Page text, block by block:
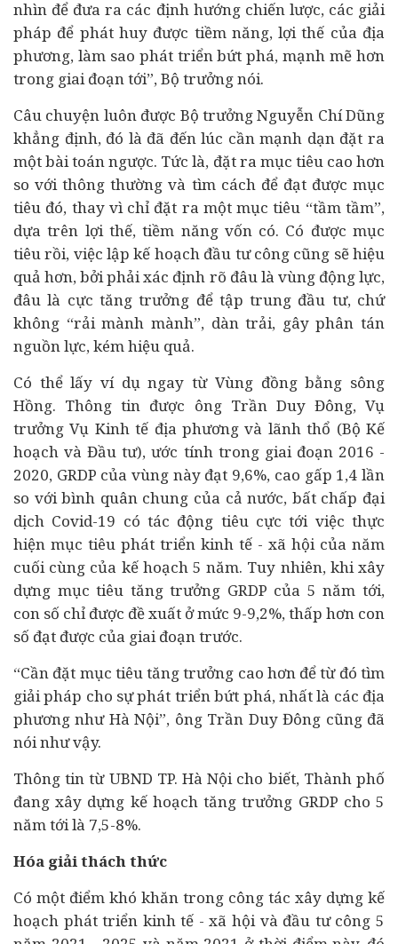
nhìn để đưa ra các định hướng chiến lược, các giải
pháp để phát huy được tiềm năng, lợi thế của địa
phương, làm sao phát triển bứt phá, mạnh mẽ hơn
trong giai đoạn tới”, Bộ trưởng nói.
Câu chuyện luôn được Bộ trưởng Nguyễn Chí Dũng
khẳng định, đó là đã đến lúc cần mạnh dạn đặt ra
một bài toán ngược. Tức là, đặt ra mục tiêu cao hơn
so với thông thường và tìm cách để đạt được mục
tiêu đó, thay vì chỉ đặt ra một mục tiêu “tầm tầm”,
dựa trên lợi thế, tiềm năng vốn có. Có được mục
tiêu rồi, việc lập kế hoạch đầu tư công cũng sẽ hiệu
quả hơn, bởi phải xác định rõ đâu là vùng động lực,
đâu là cực tăng trưởng để tập trung đầu tư, chứ
không “rải mành mành”, dàn trải, gây phân tán
nguồn lực, kém hiệu quả.
Có thể lấy ví dụ ngay từ Vùng đồng bằng sông
Hồng. Thông tin được ông Trần Duy Đông, Vụ
trưởng Vụ Kinh tế địa phương và lãnh thổ (Bộ Kế
hoạch và Đầu tư), ước tính trong giai đoạn 2016 -
2020, GRDP của vùng này đạt 9,6%, cao gấp 1,4 lần
so với bình quân chung của cả nước, bất chấp đại
dịch Covid-19 có tác động tiêu cực tới việc thực
hiện mục tiêu phát triển kinh tế - xã hội của năm
cuối cùng của kế hoạch 5 năm. Tuy nhiên, khi xây
dựng mục tiêu tăng trưởng GRDP của 5 năm tới,
con số chỉ được đề xuất ở mức 9-9,2%, thấp hơn con
số đạt được của giai đoạn trước.
“Cần đặt mục tiêu tăng trưởng cao hơn để từ đó tìm
giải pháp cho sự phát triển bứt phá, nhất là các địa
phương như Hà Nội”, ông Trần Duy Đông cũng đã
nói như vậy.
Thông tin từ UBND TP. Hà Nội cho biết, Thành phố
đang xây dựng kế hoạch tăng trưởng GRDP cho 5
năm tới là 7,5-8%.
Hóa giải thách thức
Có một điểm khó khăn trong công tác xây dựng kế
hoạch phát triển kinh tế - xã hội và đầu tư công 5